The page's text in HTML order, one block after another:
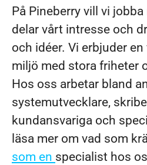
På Pineberry vill vi
delar vårt intresse och
och idéer. Vi erbjuder
miljö med stora friheter
Hos oss arbetar bland
systemutvecklare,
kundansvariga och
läsa mer om vad som
som en specialist hos